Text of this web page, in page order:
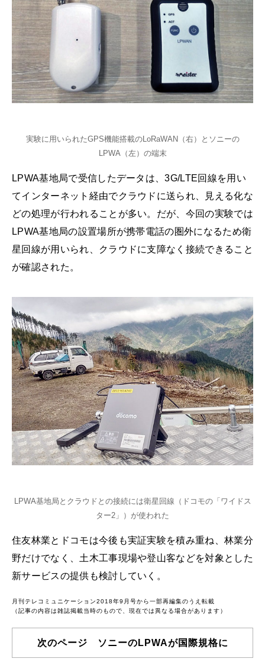
実験に用いられたGPS機能搭載のLoRaWAN（右）とソニーの
LPWA（左）の端末
LPWA基地局で受信したデータは、3G/LTE回線を用い
てインターネット経由でクラウドに送られ、見える化な
どの処理が行われることが多い。だが、今回の実験では
LPWA基地局の設置場所が携帯電話の圏外になるため衛
星回線が用いられ、クラウドに支障なく接続できること
が確認された。
LPWA基地局とクラウドとの接続には衛星回線（ドコモの「ワイドス
ター2」）が使われた
住友林業とドコモは今後も実証実験を積み重ね、林業分
野だけでなく、土木工事現場や登山客などを対象とした
新サービスの提供も検討していく。
月刊テレコミュニケーション2018年9月号から一部再編集のうえ転載
（記事の内容は雑誌掲載当時のもので、現在では異なる場合があります）
次のページ ソニーのLPWAが国際規格に